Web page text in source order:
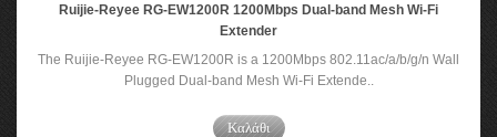
Ruijie-Reyee RG-EW1200R 1200Mbps Dual-band Mesh Wi-Fi
Extender
The Ruijie-Reyee RG-EW1200R is a 1200Mbps 802.11ac/a/b/g/n Wall
Plugged Dual-band Mesh Wi-Fi Extende..
Καλάθι